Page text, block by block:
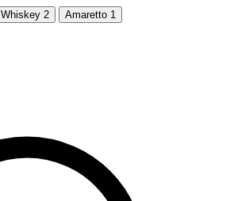
Whiskey 2 Amaretto 1